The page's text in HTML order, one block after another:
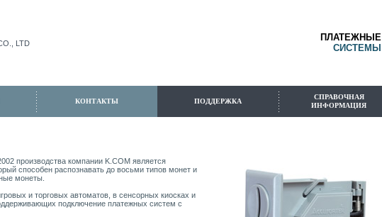
LTD
КОНТАКТЫ ПОДДЕРЖКА
СПРАВОЧНАЯ
ИНФОРМАЦИЯ
ПЛАТЕЖНЫЕ
СИСТЕМЫ
производства компании K.COM является
способен распознавать до восьми типов монет и
монеты.
и торговых автоматов, в сенсорных киосках и
подключение платежных систем с